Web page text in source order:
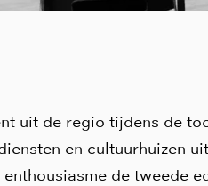
uit de regio tijdens de
en cultuurhuizen
enthousiasme de tweede